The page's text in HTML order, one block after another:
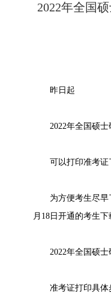
2022年全国
昨日起
2022年全国硕士
可以打印准考证
为方便考生尽早了
月18日开通的考生
2022年全国硕士
准考证打印具体